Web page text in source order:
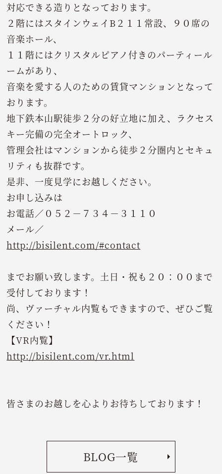
対応できる造りとなっております。
２階にはスタインウェイB２１１常設、９０席の
音楽ホール、
１１階にはクリスタルピアノ付きのパーティール
ームがあり、
音楽を愛する人のための賃貸マンションとなって
おります。
地下鉄本山駅徒歩２分の好立地に加え、ラクセス
キー完備の完全オートロック、
管理会社はマンションから徒歩２分圏内とセキュ
リティも抜群です。
是非、一度見学にお越しください。
お申し込みは
お電話／０５２－７３４－３１１０
メール／
http://bisilent.com/#contact
までお願い致します。土日・祝も２０：００まで
受付しております！
尚、ヴァーチャル内覧もできますので、ぜひご覧
ください！
【VR内覧】
http://bisilent.com/vr.html
皆さまのお越しを心よりお待ちしております！
BLOG一覧